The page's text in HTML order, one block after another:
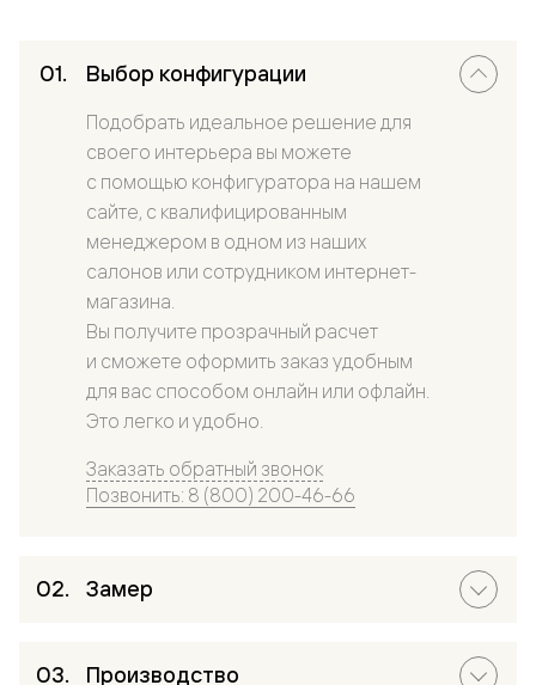
Выбор конфигурации
Подобрать идеальное решение для
своего интерьера вы можете
с помощью конфигуратора на нашем
сайте, с квалифицированным
менеджером в одном из наших
салонов или сотрудником интернет-
магазина.
Вы получите прозрачный расчет
и сможете оформить заказ удобным
для вас способом онлайн или офлайн.
Это легко и удобно.
Заказать обратный звонок
Позвонить: 8 (800) 200-46-66
Замер
Производство